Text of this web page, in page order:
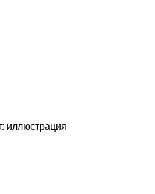
иллюстрация